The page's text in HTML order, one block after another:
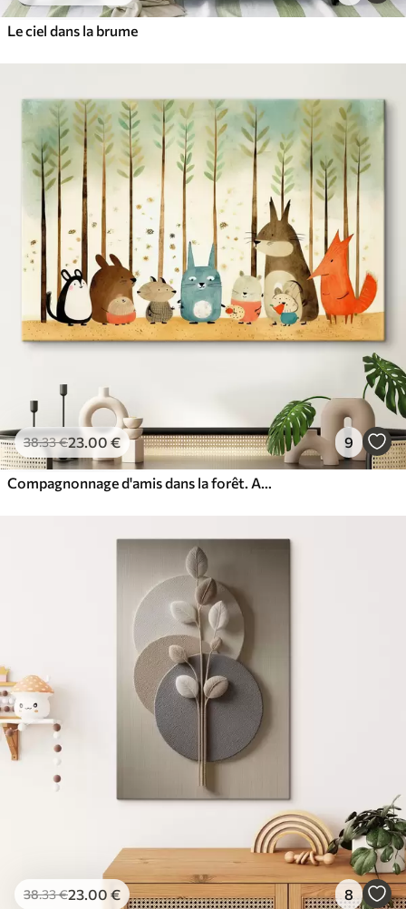
Le ciel dans la brume
38.33€23.00 € 9
Compagnonnage d'amis dans la forêt. Animaux mignons
38.33€23.00 € 8